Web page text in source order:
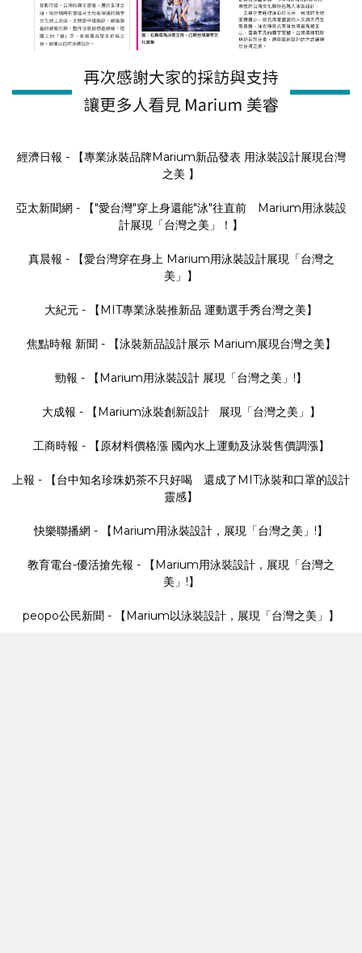
經濟日報 - 【專業泳裝品牌Marium新品發表 用泳裝設計展現台灣
之美 】
亞太新聞網 - 【"愛台灣"穿上身還能"泳"往直前 Marium用泳裝設
計展現「台灣之美」！】
真晨報 - 【愛台灣穿在身上 Marium用泳裝設計展現「台灣之
美」】
大紀元 - 【MIT專業泳裝推新品 運動選手秀台灣之美】
焦點時報 新聞 - 【泳裝新品設計展示 Marium展現台灣之美】
勁報 - 【Marium用泳裝設計 展現「台灣之美」!】
大成報 - 【Marium泳裝創新設計 展現「台灣之美」】
工商時報 - 【原材料價格漲 國內水上運動及泳裝售價調漲】
上報 - 【台中知名珍珠奶茶不只好喝 還成了MIT泳裝和口罩的設計
靈感】
快樂聯播網 - 【Marium用泳裝設計，展現「台灣之美」!】
教育電台-優活搶先報 - 【Marium用泳裝設計，展現「台灣之
美」!】
peopo公民新聞 - 【Marium以泳裝設計，展現「台灣之美」】